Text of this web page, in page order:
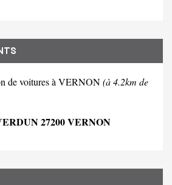
de voitures à VERNON(à 4.2km de
27200 VERNON